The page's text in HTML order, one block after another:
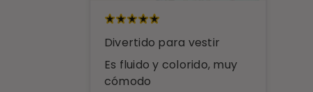
Divertido para vestir
Es fluido y colorido, muy
cómodo